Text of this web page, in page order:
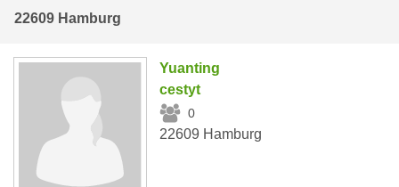
22609 Hamburg
Yuanting
cestyt
0
22609 Hamburg